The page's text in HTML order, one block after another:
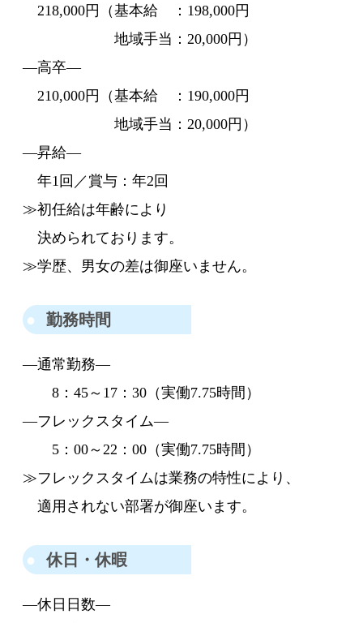
218,000円（基本給 ：198,000円
地域手当：20,000円）
―高卒―
210,000円（基本給 ：190,000円
地域手当：20,000円）
―昇給―
年1回／賞与：年2回
≫初任給は年齢により
決められております。
≫学歴、男女の差は御座いません。
勤務時間
―通常勤務―
8：45～17：30（実働7.75時間）
―フレックスタイム―
5：00～22：00（実働7.75時間）
≫フレックスタイムは業務の特性により、
適用されない部署が御座います。
休日・休暇
―休日日数―